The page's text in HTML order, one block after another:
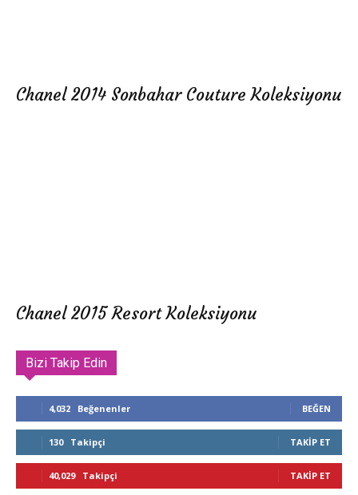
Chanel 2014 Sonbahar Couture Koleksiyonu
Chanel 2015 Resort Koleksiyonu
Bizi Takip Edin
4,032 Beğenenler BEĞEN
130 Takipçi TAKIP ET
40,029 Takipçi TAKIP ET